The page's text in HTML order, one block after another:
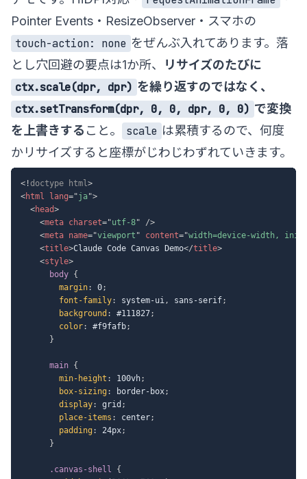
Pointer Events・ResizeObserver・スマホの
touch-action: none をぜんぶ入れてあります。落
とし穴回避の要点は1か所、
リサイズのたびに
ctx.scale(dpr, dpr) を繰り返すのではなく、
ctx.setTransform(dpr, 0, 0, dpr, 0, 0) で変換
を上書きする こと。 scale は累積するので、何度
かリサイズすると座標がじわじわずれていきます。
<!doctype html>
<html lang="ja">
<head>
<meta charset="utf-8"
/>
<meta name="viewport " content="width=device-width,
<title>Claude Code Canvas Demo</title>
<style>
body {
margin: 0;
font-family: system-ui, sans-serif;
background : #111827;
color: #f9fafb;
}
main {
min-height : 100vh;
box-sizing: border-box;
display: grid ;
place-items : center;
padding: 24px;
}
.canvas-shell
{